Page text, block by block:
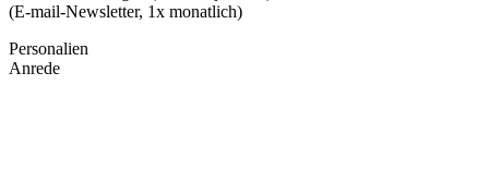
(E-mail-Newsletter, 1x monatlich)
Personalien
Anrede